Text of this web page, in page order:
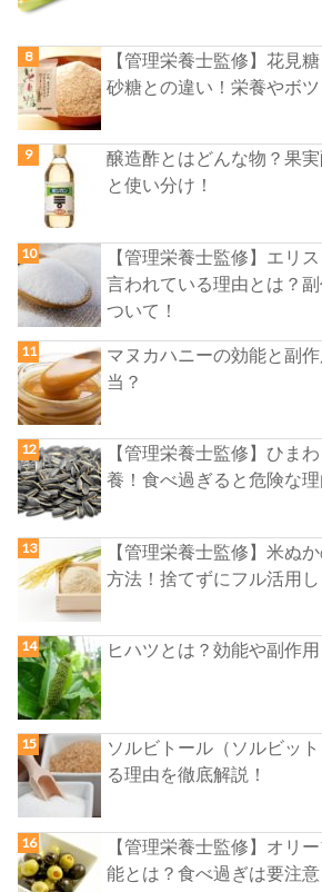
【管理栄養士監修】花見
砂糖との違い！栄養やボ
醸造酢とはどんな物？果
と使い分け！
【管理栄養士監修】エリ
言われている理由とは？
ついて！
マヌカハニーの効能と副
当？
【管理栄養士監修】ひま
養！食べ過ぎると危険な理
【管理栄養士監修】米ぬ
方法！捨てずにフル活用し
ヒハツとは？効能や副作
ソルビトール（ソルビッ
る理由を徹底解説！
【管理栄養士監修】オリ
能とは？食べ過ぎは要注意